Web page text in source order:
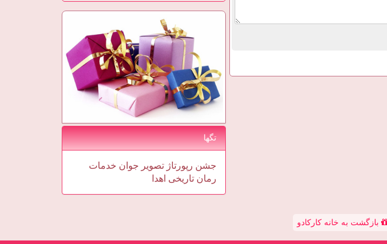
تگها
جشن رپورتاژ تصویر جوان خدمات
رمان تاریخی اهدا
بازگشت به خانه کارکادو